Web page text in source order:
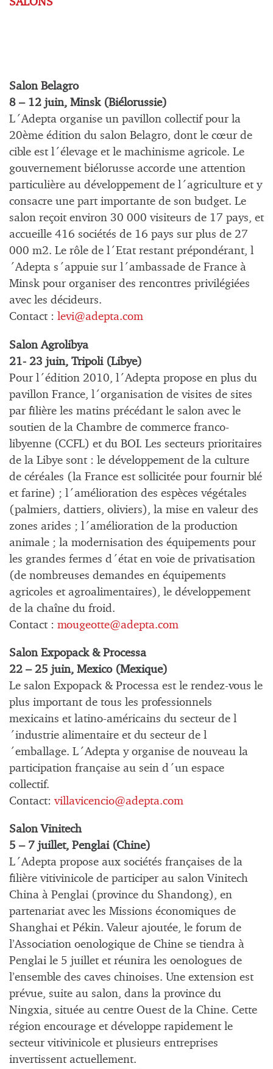
Salon Belagro
8 – 12 juin, Minsk (Biélorussie)
L´Adepta organise un pavillon collectif pour la
20ème édition du salon Belagro, dont le cœur de
cible est l´élevage et le machinisme agricole. Le
gouvernement biélorusse accorde une attention
particulière au développement de l´agriculture et y
consacre une part importante de son budget. Le
salon reçoit environ 30 000 visiteurs de 17 pays, et
accueille 416 sociétés de 16 pays sur plus de 27
000 m2. Le rôle de l´Etat restant prépondérant, l
´Adepta s´appuie sur l´ambassade de France à
Minsk pour organiser des rencontres privilégiées
avec les décideurs.
Contact : levi@adepta.com
Salon Agrolibya
21- 23 juin, Tripoli (Libye)
Pour l´édition 2010, l´Adepta propose en plus du
pavillon France, l´organisation de visites de sites
par filière les matins précédant le salon avec le
soutien de la Chambre de commerce franco-
libyenne (CCFL) et du BOI. Les secteurs prioritaires
de la Libye sont : le développement de la culture
de céréales (la France est sollicitée pour fournir blé
et farine) ; l´amélioration des espèces végétales
(palmiers, dattiers, oliviers), la mise en valeur des
zones arides ; l´amélioration de la production
animale ; la modernisation des équipements pour
les grandes fermes d´état en voie de privatisation
(de nombreuses demandes en équipements
agricoles et agroalimentaires), le développement
de la chaîne du froid.
Contact : mougeotte@adepta.com
Salon Expopack & Processa
22 – 25 juin, Mexico (Mexique)
Le salon Expopack & Processa est le rendez-vous le
plus important de tous les professionnels
mexicains et latino-américains du secteur de l
´industrie alimentaire et du secteur de l
´emballage. L´Adepta y organise de nouveau la
participation française au sein d´un espace
collectif.
Contact: villavicencio@adepta.com
Salon Vinitech
5 – 7 juillet, Penglai (Chine)
L´Adepta propose aux sociétés françaises de la
filière vitivinicole de participer au salon Vinitech
China à Penglai (province du Shandong), en
partenariat avec les Missions économiques de
Shanghai et Pékin. Valeur ajoutée, le forum de
l’Association oenologique de Chine se tiendra à
Penglai le 5 juillet et réunira les oenologues de
l’ensemble des caves chinoises. Une extension est
prévue, suite au salon, dans la province du
Ningxia, située au centre Ouest de la Chine. Cette
région encourage et développe rapidement le
secteur vitivinicole et plusieurs entreprises
invertissent actuellement.